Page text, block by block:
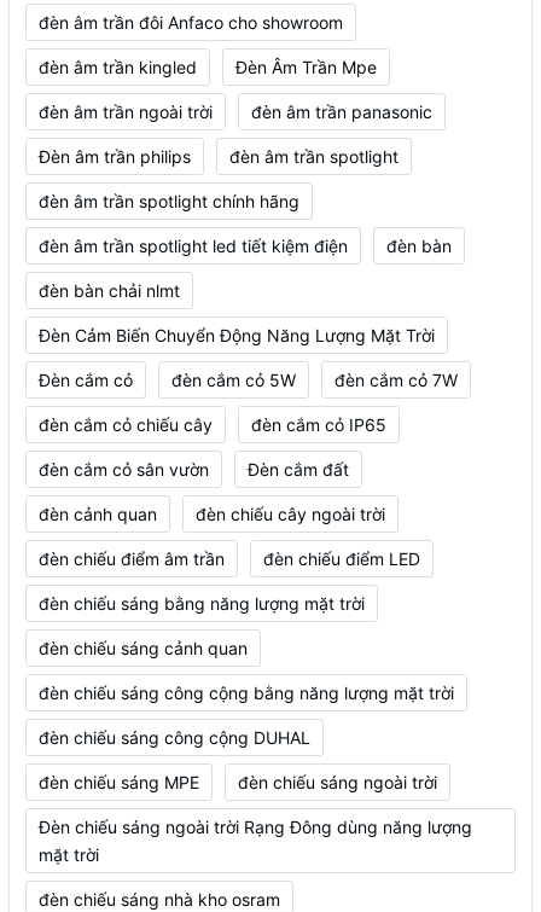
đèn âm trần đôi Anfaco cho showroom
đèn âm trần kingled Đèn Âm Trần Mpe
đèn âm trần ngoài trời đèn âm trần panasonic
Đèn âm trần philips đèn âm trần spotlight
đèn âm trần spotlight chính hãng
đèn âm trần spotlight led tiết kiệm điện đèn bàn
đèn bàn chải nlmt
Đèn Cảm Biến Chuyển Động Năng Lượng Mặt Trời
Đèn cắm cỏ đèn cắm cỏ 5W đèn cắm cỏ 7W
đèn cắm cỏ chiếu cây đèn cắm cỏ IP65
đèn cắm cỏ sân vườn Đèn cắm đất
đèn cảnh quan đèn chiếu cây ngoài trời
đèn chiếu điểm âm trần đèn chiếu điểm LED
đèn chiếu sáng bằng năng lượng mặt trời
đèn chiếu sáng cảnh quan
đèn chiếu sáng công cộng bằng năng lượng mặt trời
đèn chiếu sáng công cộng DUHAL
đèn chiếu sáng MPE đèn chiếu sáng ngoài trời
Đèn chiếu sáng ngoài trời Rạng Đông dùng năng lượng
mặt trời
đèn chiếu sáng nhà kho osram